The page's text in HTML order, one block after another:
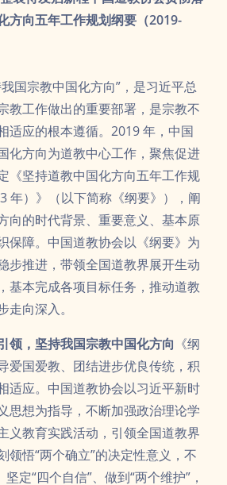
方向五年工作规划纲要（2019-
国宗教中国化方向”，是习近平总
教工作做出的重要部署，是宗教不
适应的根本遵循。2019 年，中国
化方向为道教中心工作，聚焦促进
《坚持道教中国化方向五年工作规
年）》（以下简称《纲要》），阐
向的时代背景、重要意义、基本原
保障。中国道教协会以《纲要》为
步推进，带领全国道教界展开生动
基本完成各项目标任务，推动道教
向深入。
领，坚持我国宗教中国化方向 《纲
爱国爱教、团结进步优良传统，积
适应。中国道教协会以习近平新时
思想为指导，不断加强政治理论学
义教育实践活动，引领全国道教界
领悟“两个确立”的决定性意义，不
定“四个自信”、做到“两个维护”，